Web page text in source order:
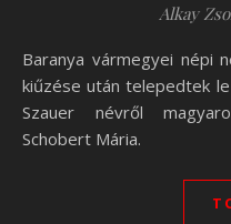
Alkay
Baranya vármegyei népi német család sarja, akik a török
kiűzése után telepedtek
Szauer névről
Schobert Mária.